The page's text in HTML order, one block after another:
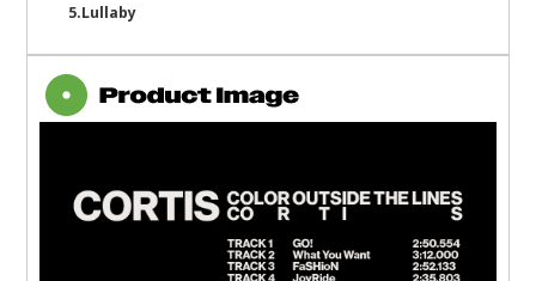
5.Lullaby